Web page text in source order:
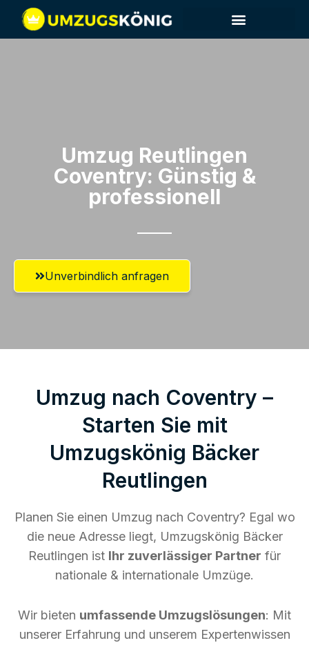
Umzug Reutlingen​
Coventry: Günstig &
professionell​
Unverbindlich anfragen
Umzug nach Coventry –
Starten Sie mit
Umzugskönig Bäcker
Reutlingen
Planen Sie einen Umzug nach Coventry? Egal wo
die neue Adresse liegt, Umzugskönig Bäcker
Reutlingen ist Ihr zuverlässiger Partner für
nationale & internationale Umzüge.
Wir bieten umfassende Umzugslösungen: Mit
unserer Erfahrung und unserem Expertenwissen